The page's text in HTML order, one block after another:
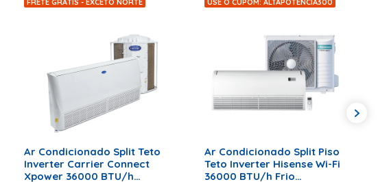
FRETE GRÁTIS - EXCETO NORTE
ADICIONAR AO CARRINHO
Ar Condicionado Split Teto
Inverter Carrier Connect
Xpower 36000 BTU/h
USE O CUPOM: ALTAPOTENCIA300
Ar Condicionado Split Piso
Teto Inverter Hisense Wi-Fi
36000 BTU/h Frio